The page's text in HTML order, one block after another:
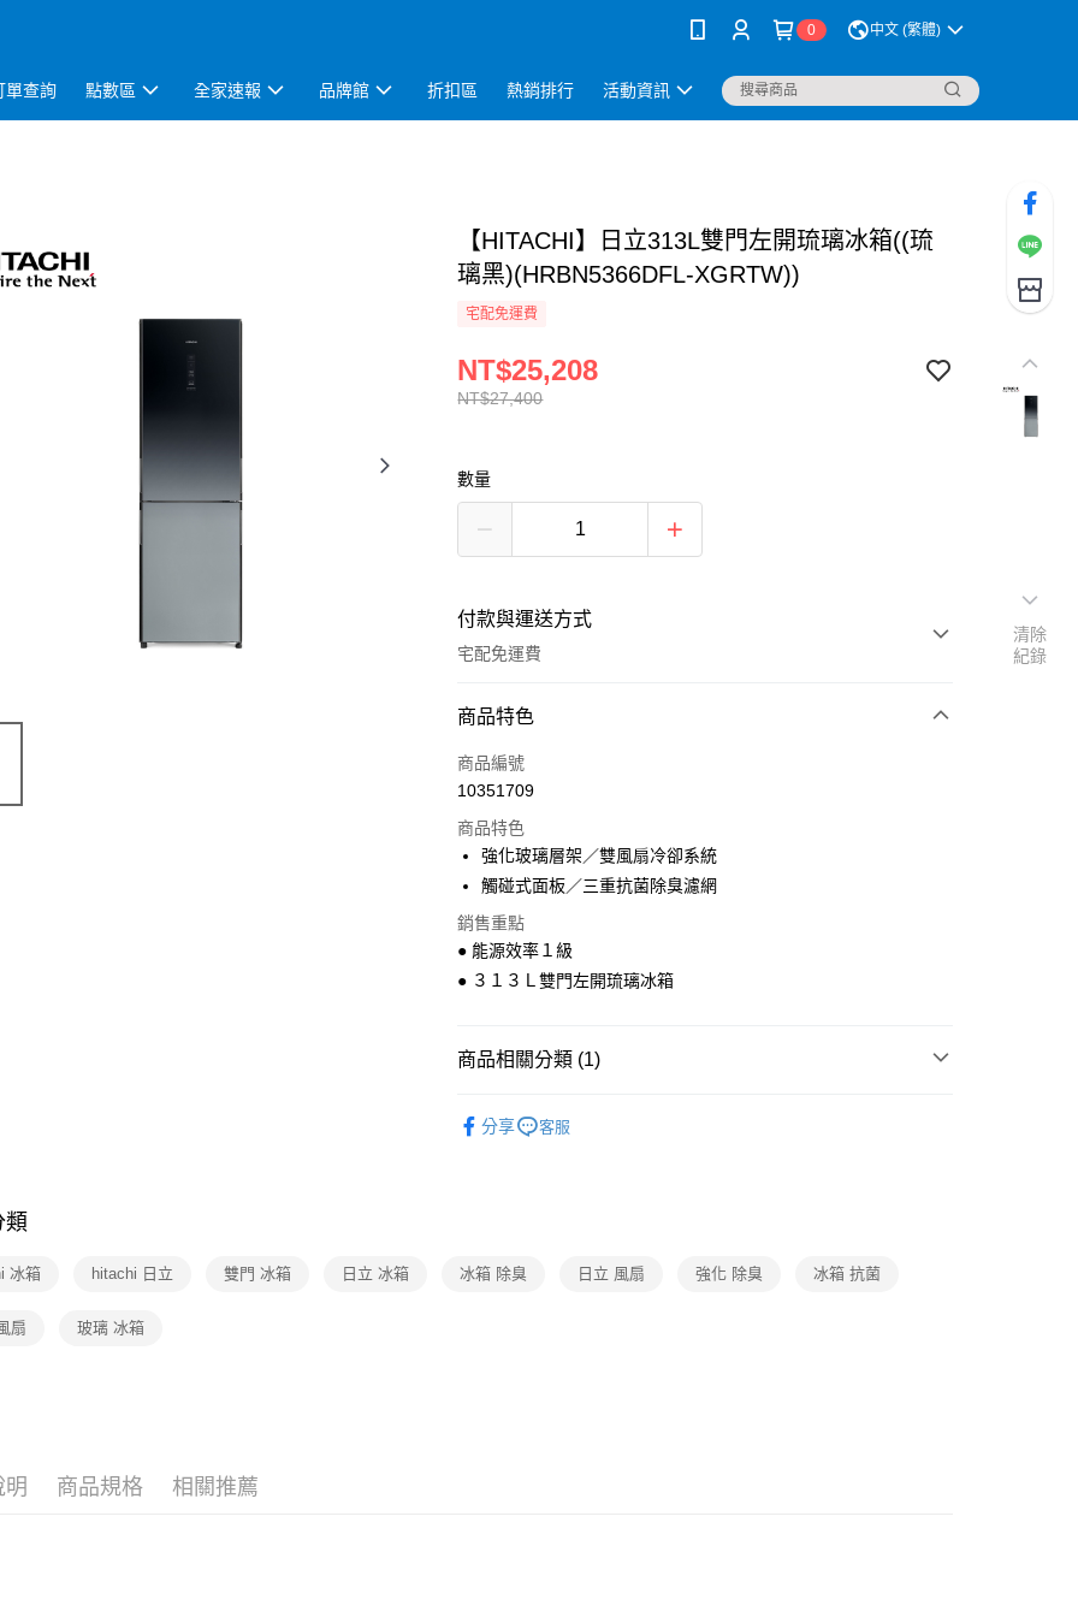
0 中文 (繁體)
單查詢 點數區 全家速報 品牌館 折扣區 熱銷排行 活動資訊
【HITACHI】日立313L雙門左開琉璃冰箱((琉
璃黑)(HRBN5366DFL-XGRTW))
宅配免運費
NT$27,400
NT$25,208
數量
付款與運送方式
宅配免運費
付款方式
全家線上支付
運送方式
本島宅配-活動商品
免運費
商品特色
商品編號
10351709
商品特色
強化玻璃層架／雙風扇冷卻系統
觸碰式面板／三重抗菌除臭濾網
銷售重點
● 能源效率１級
● ３１３Ｌ雙門左開琉璃冰箱
商品相關分類 (1)
分享
客服
類
冰箱 hitachi 日立 雙門 冰箱 日立 冰箱 冰箱 除臭 日立 風扇 強化 除臭 冰箱 抗菌
扇 玻璃 冰箱
明 商品規格 相關推薦
清除
紀錄